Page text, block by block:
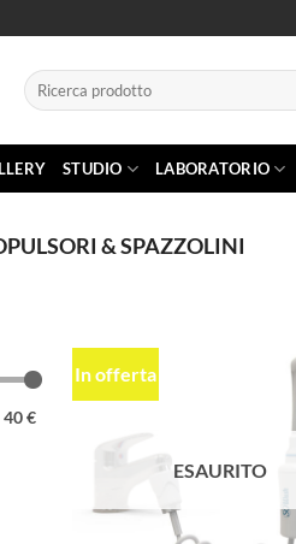
Cerca:
STUDIO LABORATORIO
& SPAZZOLINI
40 €
In offerta
ESAURITO